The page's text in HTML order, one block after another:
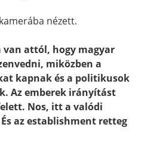
nézett.
van attól, hogy magyar
miközben a
kapnak és a politikusok
Az emberek irányítást
Nos, itt a valódi
az establishment retteg